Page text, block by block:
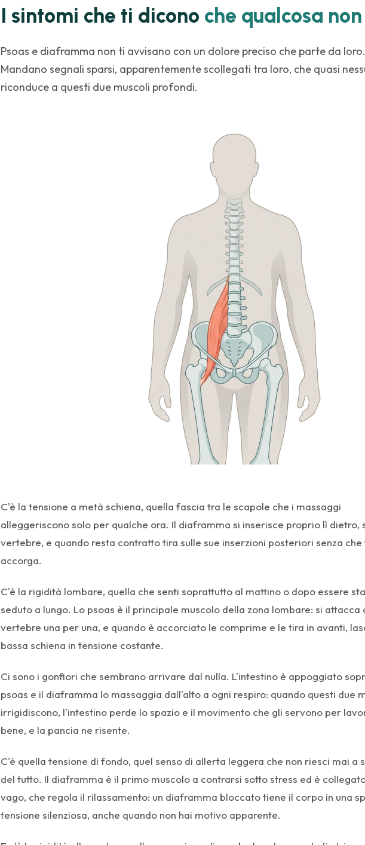
I sintomi che ti dicono che qualcosa
Psoas e diaframma non ti avvisano con un dolore preciso che parte da loro.
Mandano segnali sparsi, apparentemente scollegati tra loro, che quasi
riconduce a questi due muscoli profondi.
C'è la tensione a metà schiena, quella fascia tra le scapole che i massaggi
alleggeriscono solo per qualche ora. Il diaframma si inserisce proprio lì dietro,
vertebre, e quando resta contratto tira sulle sue inserzioni posteriori senza che
accorga.
C'è la rigidità lombare, quella che senti soprattutto al mattino o dopo essere
seduto a lungo. Lo psoas è il principale muscolo della zona lombare: si attacca
vertebre una per una, e quando è accorciato le comprime e le tira in avanti,
bassa schiena in tensione costante.
Ci sono i gonfiori che sembrano arrivare dal nulla. L'intestino è appoggiato
psoas e il diaframma lo massaggia dall'alto a ogni respiro: quando questi due
irrigidiscono, l'intestino perde lo spazio e il movimento che gli servono per
bene, e la pancia ne risente.
C'è quella tensione di fondo, quel senso di allerta leggera che non riesci mai a
del tutto. Il diaframma è il primo muscolo a contrarsi sotto stress ed è
vago, che regola il rilassamento: un diaframma bloccato tiene il corpo in una
tensione silenziosa, anche quando non hai motivo apparente.